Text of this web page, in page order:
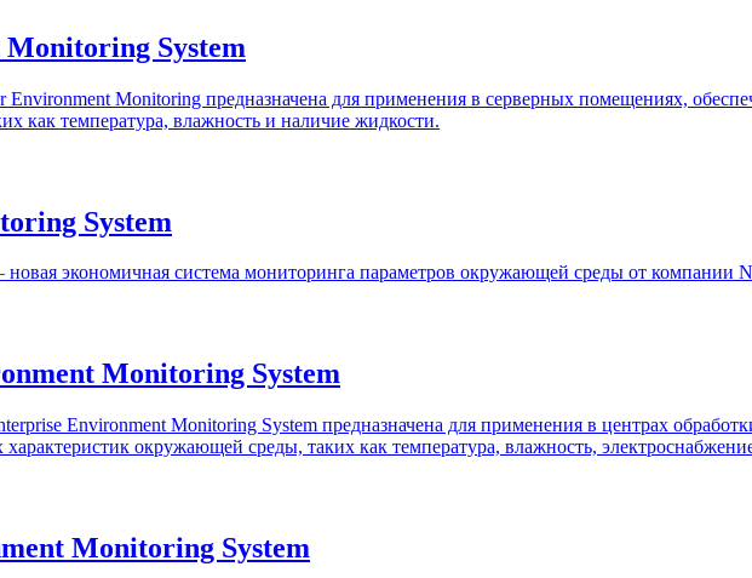
System
Monitoring предназначена для применения в серверных помещениях,
как температура, влажность и наличие жидкости.
System
экономичная система мониторинга параметров окружающей среды от компании
Monitoring System
Environment Monitoring System предназначена для применения в центрах
окружающей среды, таких как температура, влажность,
Monitoring System